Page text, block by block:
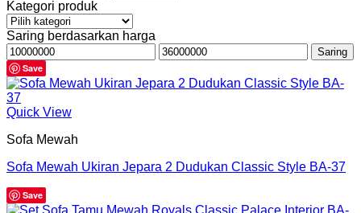
Kategori produk
Saring berdasarkan harga
Harga
terendah
Harga
tertinggi
Saring
Save
Quick View
Sofa Mewah
Sofa Mewah Ukiran Jepara 2 Dudukan Classic Style BA-37
Save